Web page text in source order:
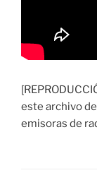
este archivo
emisoras de